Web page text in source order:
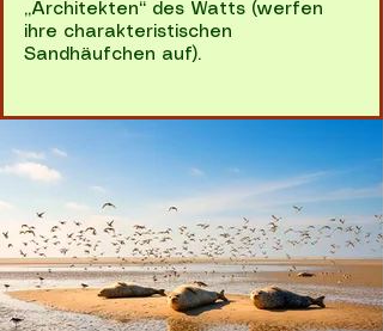
„Architekten“ des Watts (werfen
ihre charakteristischen
Sandhäufchen auf).